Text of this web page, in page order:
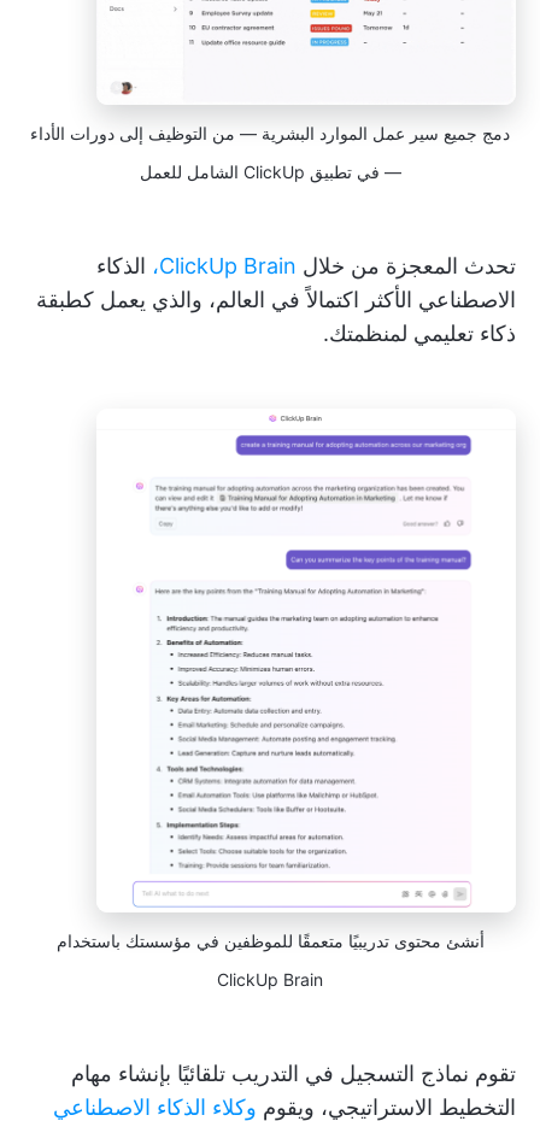
دمج جميع سير عمل الموارد البشرية — من التوظيف إلى دورات الأداء
— في تطبيق ClickUp الشامل للعمل
تحدث المعجزة من خلال ClickUp Brain،
الذكاء
الاصطناعي الأكثر اكتمالاً في العالم، والذي يعمل كطبقة
ذكاء تعليمي لمنظمتك.
أنشئ محتوى تدريبيًا متعمقًا للموظفين في مؤسستك باستخدام
ClickUp Brain
تقوم نماذج التسجيل في التدريب تلقائيًا بإنشاء مهام
التخطيط الاستراتيجي، ويقوم وكلاء الذكاء الاصطناعي